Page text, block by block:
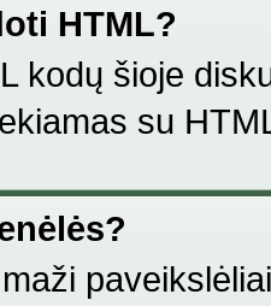
HTML?
kodų šioje
su